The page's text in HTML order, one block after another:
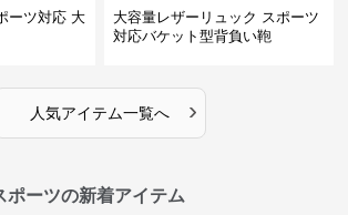
ーツ対応 大
大容量レザーリュック スポーツ
対応バケット型背負い鞄
人気アイテム一覧へ ›
ポーツの新着アイテム